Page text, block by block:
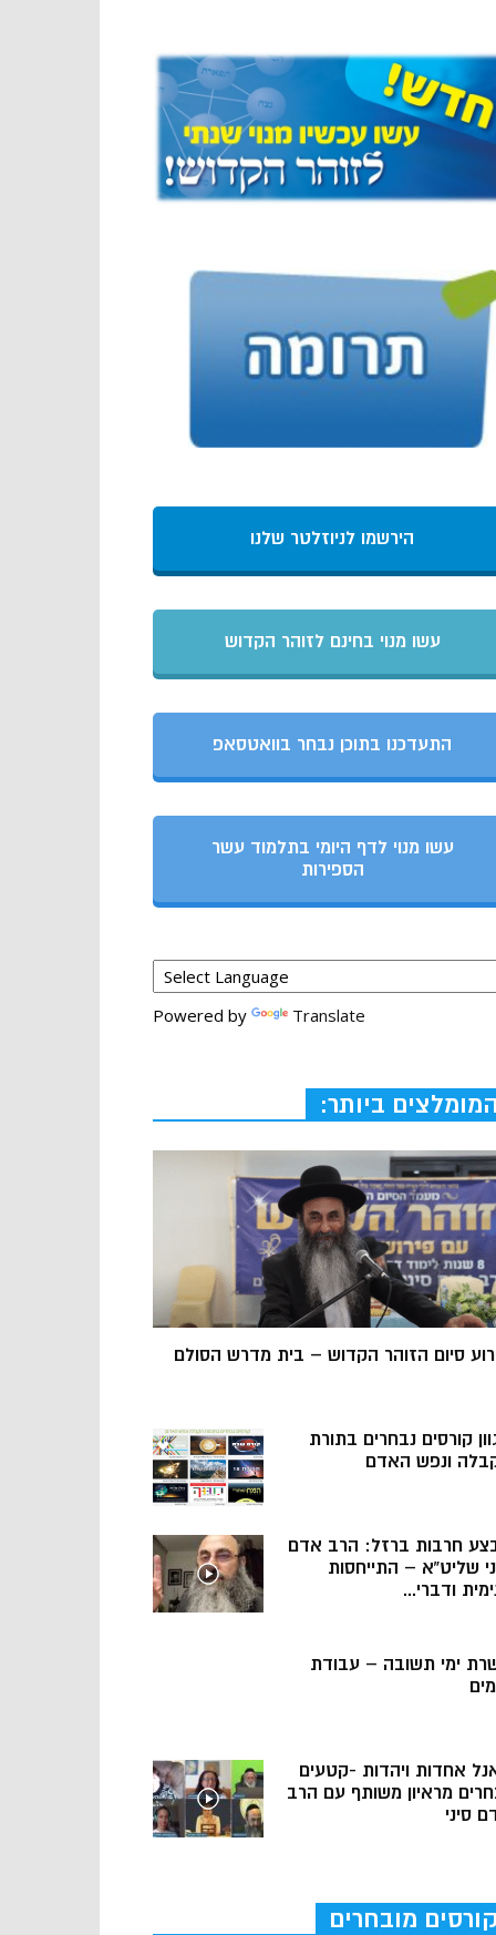
הירשמו לניוזלטר שלנו
עשו מנוי בחינם לזוהר הקדוש
התעדכנו בתוכן נבחר בוואטסאפ
עשו מנוי לדף היומי בתלמוד עשר
הספירות
Powered by Translate
המומלצים ביותר:
סיום הזוהר הקדוש – בית מדרש הסולם
קורסים נבחרים בתורת
ונפש האדם
חרבות ברזל: הרב אדם
שליט”א – התייחסות
ודברי...
ימי תשובה – עבודת
אחדות ויהדות -קטעים
מראיון משותף עם הרב
סיני
קורסים מובחרים